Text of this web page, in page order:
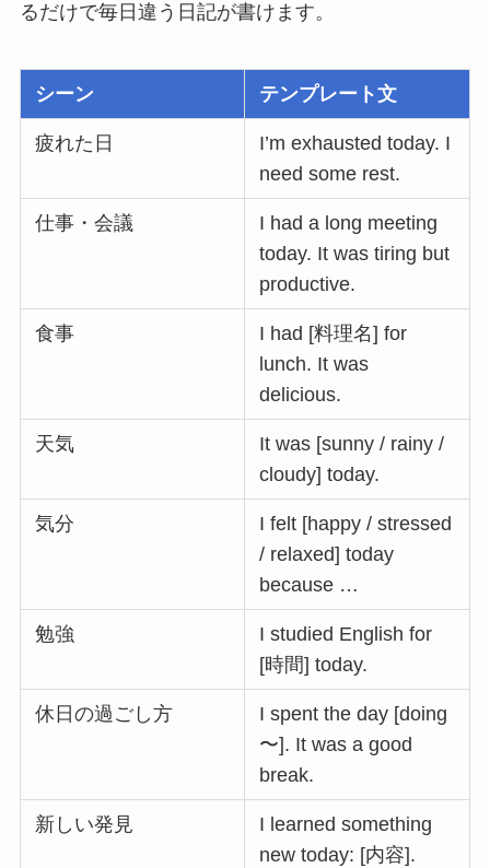
るだけで毎日違う日記が書けます。
シーン テンプレート文
疲れた日
I’m exhausted today. I
need some rest.
仕事・会議
I had a long meeting
today. It was tiring but
productive.
食事
I had [料理名] for
lunch. It was
delicious.
天気
It was [sunny / rainy /
cloudy] today.
気分
I felt [happy / stressed
/ relaxed] today
because …
勉強
I studied English for
[時間] today.
休日の過ごし方
I spent the day [doing
〜]. It was a good
break.
新しい発見
I learned something
new today: [内容].